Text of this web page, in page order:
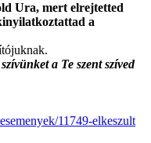
Ura, mert elrejtetted
a
a Te szent szíved
11749-elkeszult